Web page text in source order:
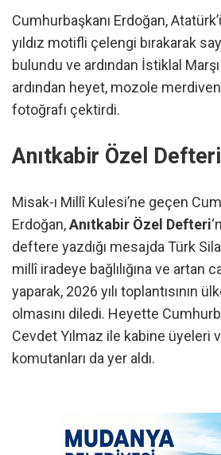
Cumhurbaşkanı Erdoğan,
yıldız motifli çelengi bırakarak
bulundu ve ardından İstiklal
ardından heyet, mozole
fotoğrafı çektirdi.
Anıtkabir Özel
Misak-ı Millî Kulesi’ne geçen
Erdoğan,Anıtkabir Özel Defteri
deftere yazdığı mesajda Türk
millî iradeye bağlılığına ve artan
yaparak, 2026 yılı toplantısının
olmasını diledi. Heyette
Cevdet Yılmaz ile kabine üyeleri
komutanları da yer aldı.